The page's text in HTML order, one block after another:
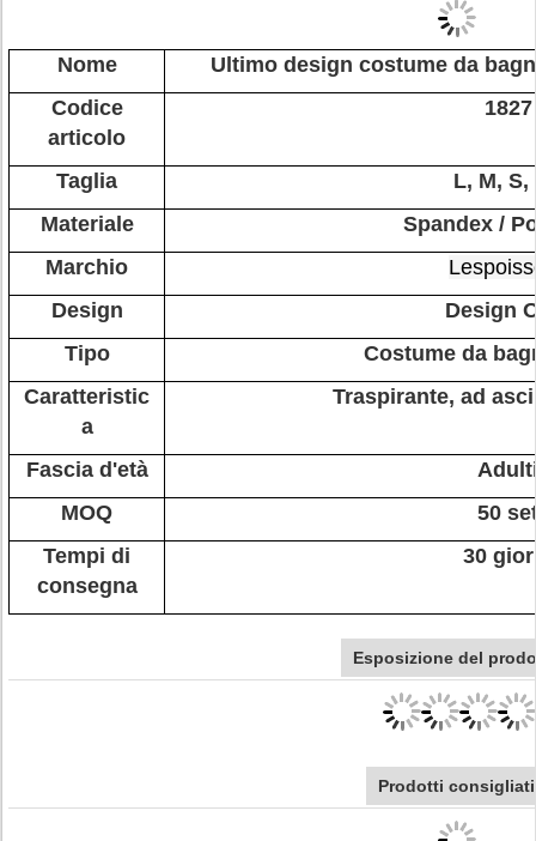
Nome
Ultimo design costume da
Codice
articolo
1827
Taglia
L, M, S,
Materiale
Spandex /
Marchio
Design
Design
Tipo
Costume da
Caratteristic
a
Traspirante, ad
Fascia d'età
MOQ
50
Tempi di
consegna
30
Esposizione del
Prodotti consigliati